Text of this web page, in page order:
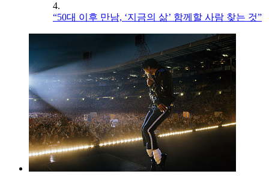
4.
“50대 이후 만남, ‘지금의 삶’ 함께할 사람 찾는 것”